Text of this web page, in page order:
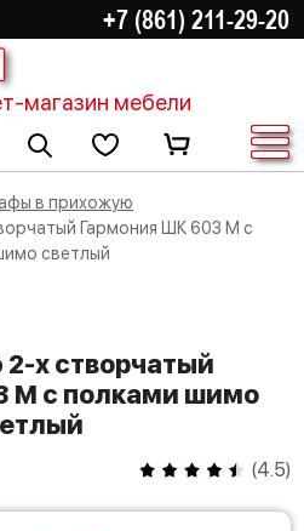
+7 (861) 211-29-20
магазин мебели
в прихожую
светлый
М с полками шимо
(4.5)